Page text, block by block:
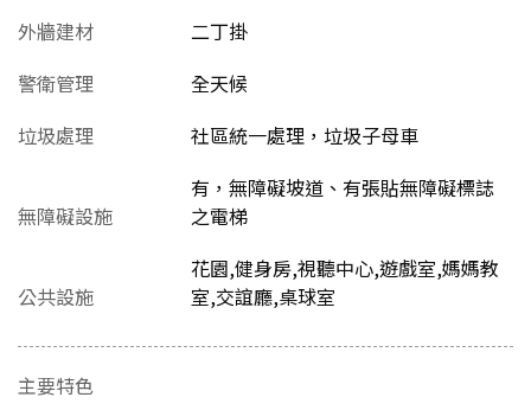
外牆建材
二丁掛
警衛管理
全天候
垃圾處理
社區統一處理，垃圾子母車
無障礙設施
有，無障礙坡道、有張貼無障礙標誌
之電梯
公共設施
花園,健身房,視聽中心,遊戲室,媽媽教
室,交誼廳,桌球室
主要特色